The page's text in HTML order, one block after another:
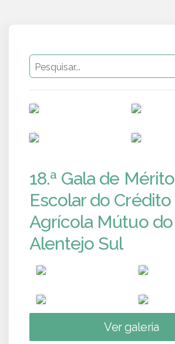
18.ª Gala de Mérito
Escolar do Crédito
Agrícola Mútuo do
Alentejo Sul
Ver galeria